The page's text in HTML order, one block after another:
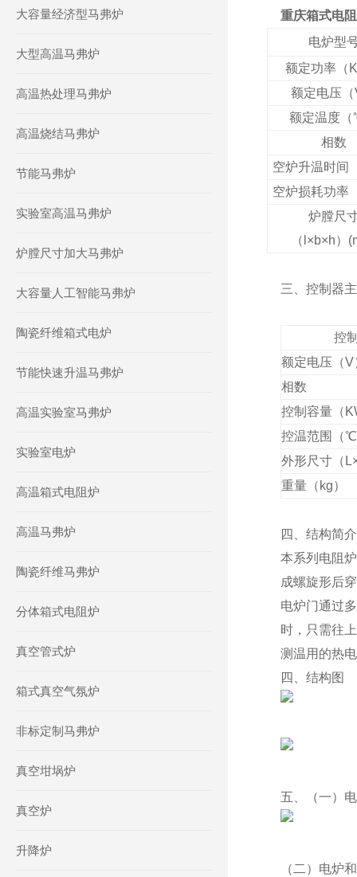
大容量经济型马弗炉
大型高温马弗炉
高温热处理马弗炉
高温烧结马弗炉
节能马弗炉
实验室高温马弗炉
炉膛尺寸加大马弗炉
大容量人工智能马弗炉
陶瓷纤维箱式电炉
节能快速升温马弗炉
高温实验室马弗炉
实验室电炉
高温箱式电阻炉
高温马弗炉
陶瓷纤维马弗炉
分体箱式电阻炉
真空管式炉
箱式真空气氛炉
非标定制马弗炉
真空坩埚炉
真空炉
升降炉
重庆箱式电
电炉型
额定功率（
额定电压
额定温度
相数
空炉升温时间
空炉损耗功率
炉膛尺
（l×b×h）
三、控制器
控
额定电压（V
相数
控制容量（
控温范围（
外形尺寸（
重量（kg）
四、结构简介
本系列电阻
成螺旋形后
电炉门通过
时，只需往
测温用的热
四、结构图
五、（一）
（二）电炉